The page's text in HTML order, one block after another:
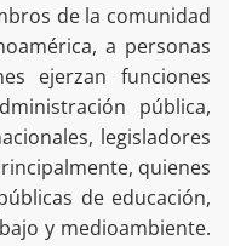
de la comunidad
a personas
ejerzan funciones
pública,
legisladores
quienes
de educación,
y medioambiente.